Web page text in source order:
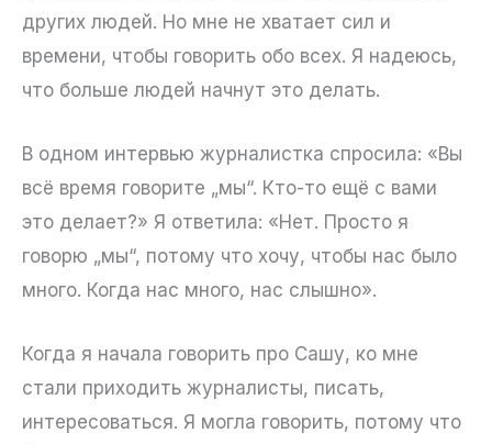
других людей. Но мне не хватает сил и
времени, чтобы говорить обо всех. Я надеюсь,
что больше людей начнут это делать.
В одном интервью журналистка спросила: «Вы
всё время говорите „мы“. Кто-то ещё с вами
это делает?» Я ответила: «Нет. Просто я
говорю „мы“, потому что хочу, чтобы нас было
много. Когда нас много, нас слышно».
Когда я начала говорить про Сашу, ко мне
стали приходить журналисты, писать,
интересоваться. Я могла говорить, потому что